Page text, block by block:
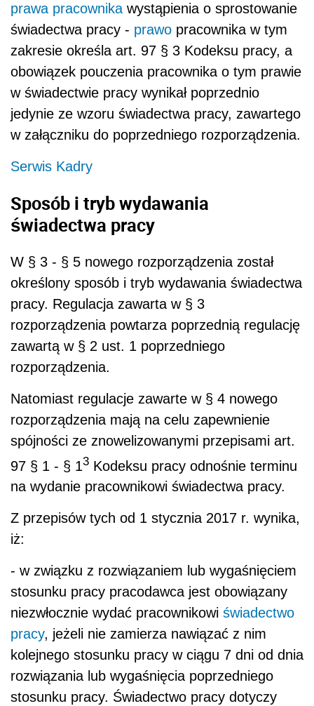
prawa pracownika wystąpienia o sprostowanie
świadectwa pracy - prawo pracownika w tym
zakresie określa art. 97 § 3 Kodeksu pracy, a
obowiązek pouczenia pracownika o tym prawie
w świadectwie pracy wynikał poprzednio
jedynie ze wzoru świadectwa pracy, zawartego
w załączniku do poprzedniego rozporządzenia.
Serwis Kadry
Sposób i tryb wydawania
świadectwa pracy
W § 3 - § 5 nowego rozporządzenia został
określony sposób i tryb wydawania świadectwa
pracy. Regulacja zawarta w § 3
rozporządzenia powtarza poprzednią regulację
zawartą w § 2 ust. 1 poprzedniego
rozporządzenia.
Natomiast regulacje zawarte w § 4 nowego
rozporządzenia mają na celu zapewnienie
spójności ze znowelizowanymi przepisami art.
97 § 1 - § 1 3 Kodeksu pracy odnośnie terminu
na wydanie pracownikowi świadectwa pracy.
Z przepisów tych od 1 stycznia 2017 r. wynika,
iż:
- w związku z rozwiązaniem lub wygaśnięciem
stosunku pracy pracodawca jest obowiązany
niezwłocznie wydać pracownikowi świadectwo
pracy, jeżeli nie zamierza nawiązać z nim
kolejnego stosunku pracy w ciągu 7 dni od dnia
rozwiązania lub wygaśnięcia poprzedniego
stosunku pracy. Świadectwo pracy dotyczy